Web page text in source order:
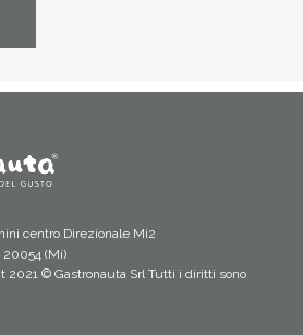
centro Direzionale Mi2
20054 (Mi)
2021 © Gastronauta Srl Tutti i diritti sono